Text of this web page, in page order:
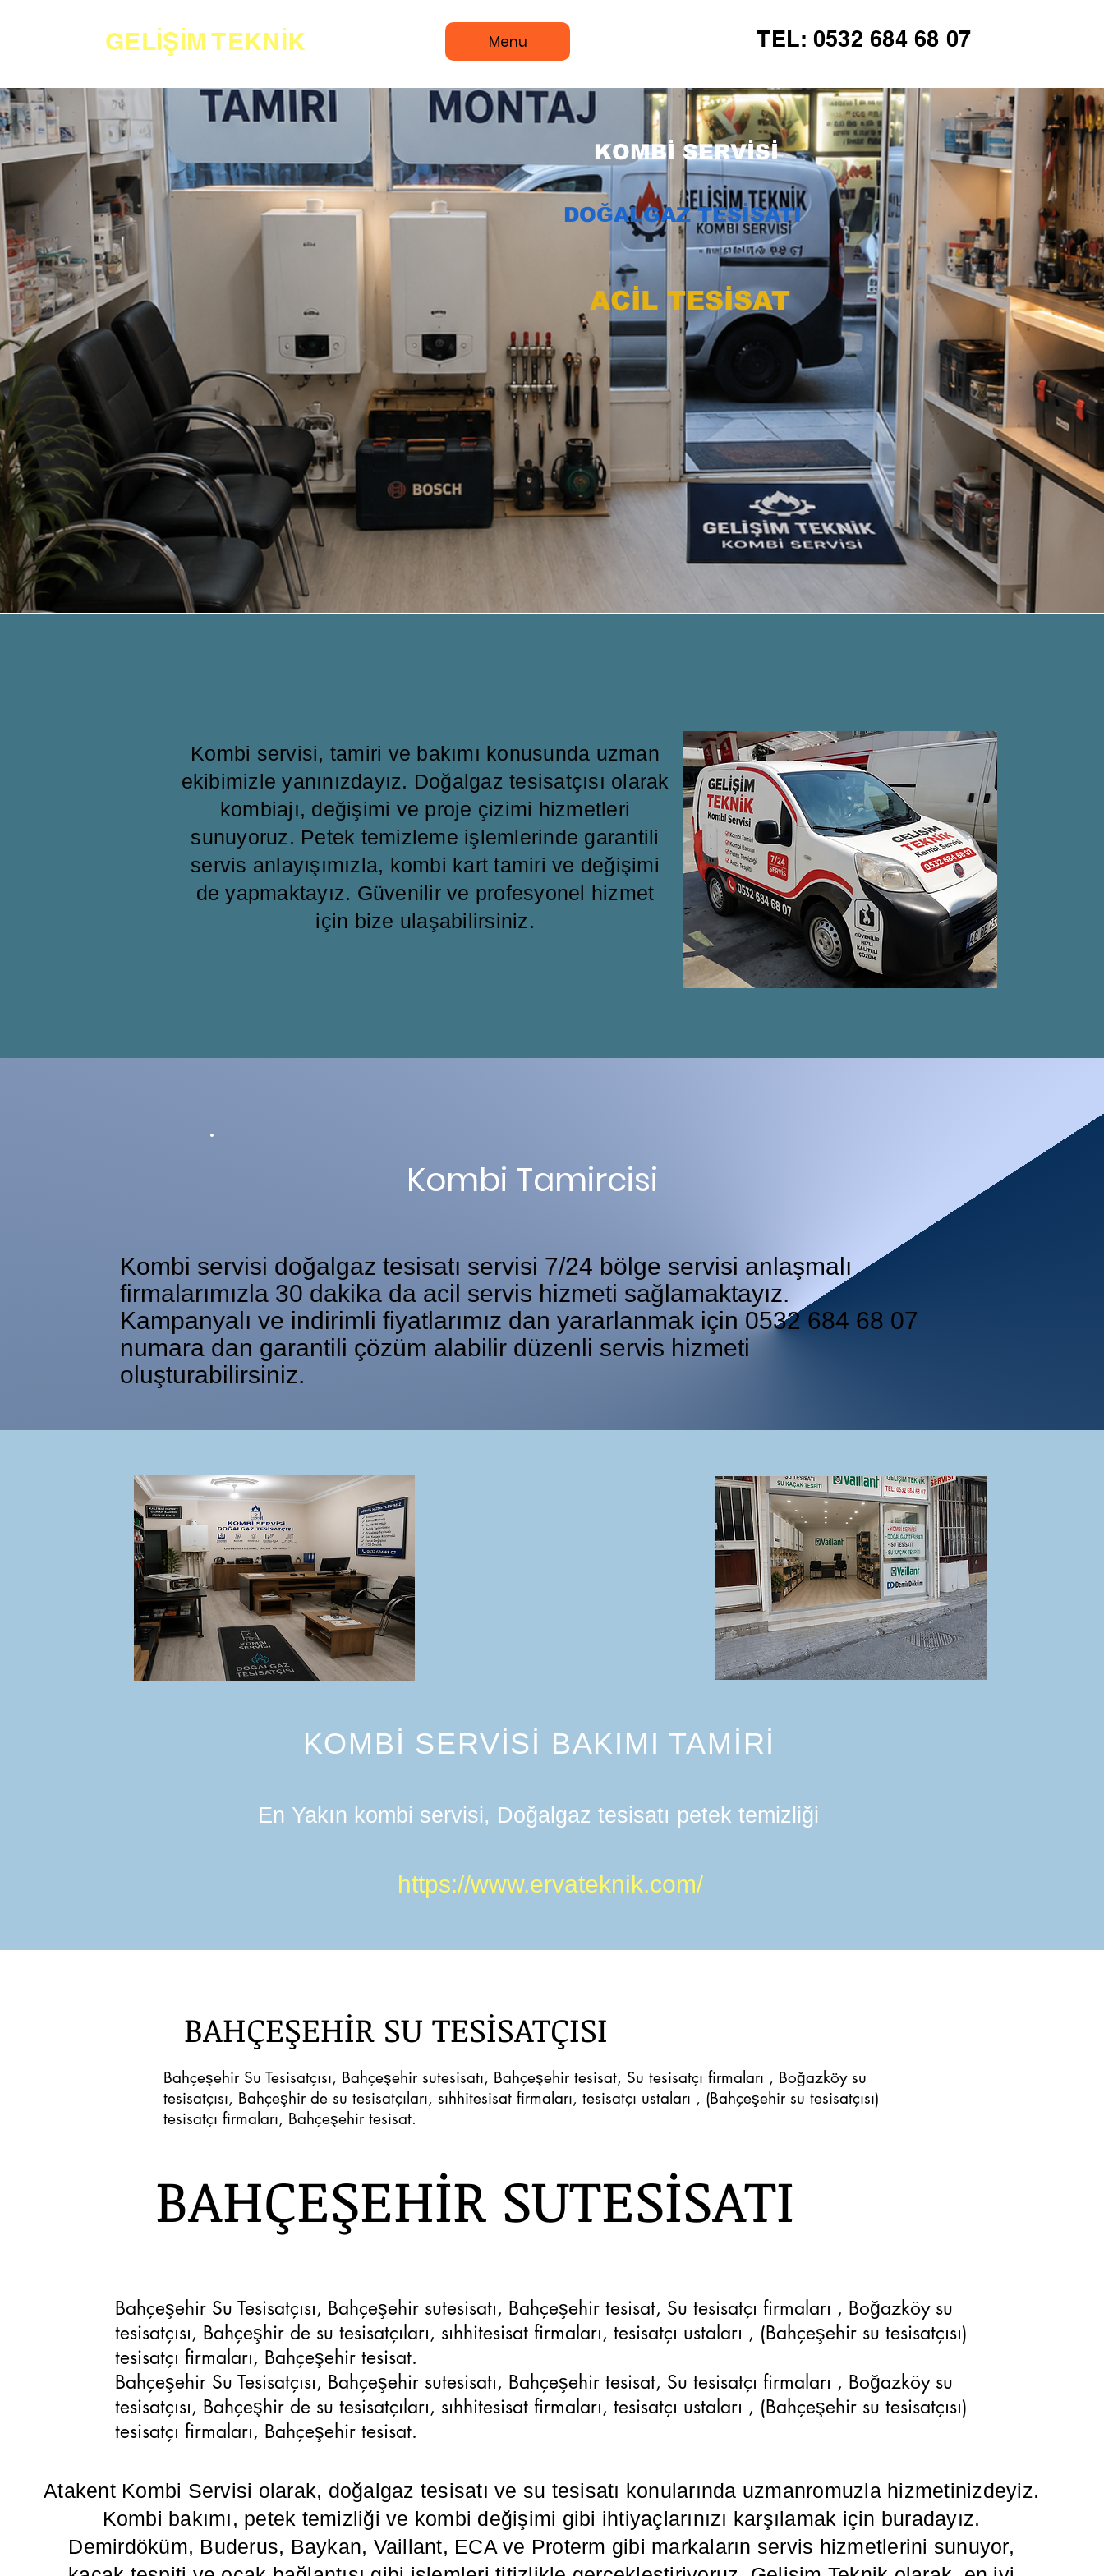
GELİŞİM TEKNİK Menu TEL: 0532 684 68 07
KOMBİ SERVİSİ
DOĞALGAZ TESİSATI
ACİL TESİSAT
Kombi servisi, tamiri ve bakımı konusunda uzman
ekibimizle yanınızdayız. Doğalgaz tesisatçısı olarak
kombiajı, değişimi ve proje çizimi hizmetleri
sunuyoruz. Petek temizleme işlemlerinde garantili
servis anlayışımızla, kombi kart tamiri ve değişimi
de yapmaktayız. Güvenilir ve profesyonel hizmet
için bize ulaşabilirsiniz.
Kombi Tamircisi
Kombi servisi doğalgaz tesisatı servisi 7/24 bölge servisi anlaşmalı
firmalarımızla 30 dakika da acil servis hizmeti sağlamaktayız.
Kampanyalı ve indirimli fiyatlarımız dan yararlanmak için 0532 684 68 07
numara dan garantili çözüm alabilir düzenli servis hizmeti
oluşturabilirsiniz.
KOMBİ SERVİSİ BAKIMI TAMİRİ
En Yakın kombi servisi, Doğalgaz tesisatı petek temizliği
https://www.ervateknik.com/
BAHÇEŞEHİR SU TESİSATÇISI
Bahçeşehir Su Tesisatçısı, Bahçeşehir sutesisatı, Bahçeşehir tesisat, Su tesisatçı firmaları , Boğazköy su
tesisatçısı, Bahçeşhir de su tesisatçıları, sıhhitesisat firmaları, tesisatçı ustaları , (Bahçeşehir su tesisatçısı)
tesisatçı firmaları, Bahçeşehir tesisat.
BAHÇEŞEHİR SUTESİSATI
Bahçeşehir Su Tesisatçısı, Bahçeşehir sutesisatı, Bahçeşehir tesisat, Su tesisatçı firmaları , Boğazköy su
tesisatçısı, Bahçeşhir de su tesisatçıları, sıhhitesisat firmaları, tesisatçı ustaları , (Bahçeşehir su tesisatçısı)
tesisatçı firmaları, Bahçeşehir tesisat.
Bahçeşehir Su Tesisatçısı, Bahçeşehir sutesisatı, Bahçeşehir tesisat, Su tesisatçı firmaları , Boğazköy su
tesisatçısı, Bahçeşhir de su tesisatçıları, sıhhitesisat firmaları, tesisatçı ustaları , (Bahçeşehir su tesisatçısı)
tesisatçı firmaları, Bahçeşehir tesisat.
Atakent Kombi Servisi olarak, doğalgaz tesisatı ve su tesisatı konularında uzmanromuzla hizmetinizdeyiz.
Kombi bakımı, petek temizliği ve kombi değişimi gibi ihtiyaçlarınızı karşılamak için buradayız.
Demirdöküm, Buderus, Baykan, Vaillant, ECA ve Proterm gibi markaların servis hizmetlerini sunuyor,